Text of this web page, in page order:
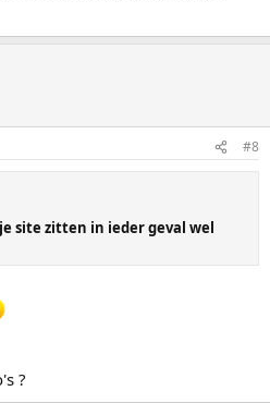
#8
site zitten in ieder geval wel
?